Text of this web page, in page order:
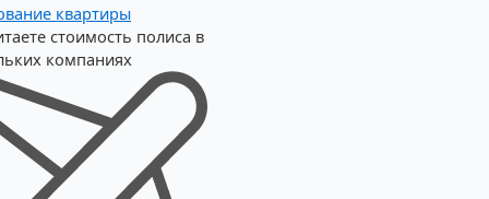
квартиры
стоимость полиса в
компаниях